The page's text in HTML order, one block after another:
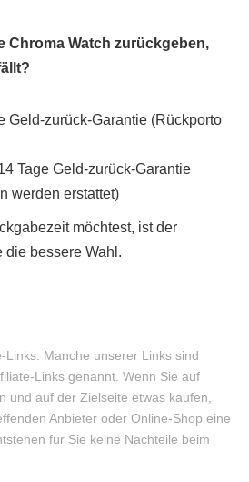
Chroma Watch zurückgeben,
Geld-zurück-Garantie (Rückporto
Tage Geld-zurück-Garantie
werden erstattet)
möchtest, ist der
die bessere Wahl.
Links: Manche unserer Links sind
Links genannt. Wenn Sie auf
und auf der Zielseite etwas kaufen,
Anbieter oder Online-Shop eine
für Sie keine Nachteile beim